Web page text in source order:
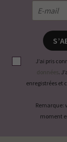
J’ai pris
données.
enregistrées et
Remarque:
moment